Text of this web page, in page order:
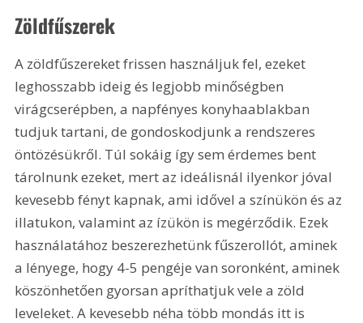
Zöldfűszerek
A zöldfűszereket frissen használjuk fel, ezeket
leghosszabb ideig és legjobb minőségben
virágcserépben, a napfényes konyhaablakban
tudjuk tartani, de gondoskodjunk a rendszeres
öntözésükről. Túl sokáig így sem érdemes bent
tárolnunk ezeket, mert az ideálisnál ilyenkor jóval
kevesebb fényt kapnak, ami idővel a színükön és az
illatukon, valamint az ízükön is megérződik. Ezek
használatához beszerezhetünk fűszerollót, aminek
a lényege, hogy 4-5 pengéje van soronként, aminek
köszönhetően gyorsan apríthatjuk vele a zöld
leveleket. A kevesebb néha több mondás itt is